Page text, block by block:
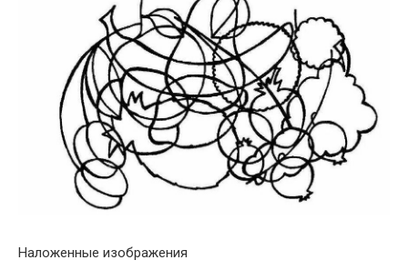
Наложенные изображения